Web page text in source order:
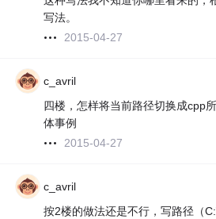
写法。
2015-04-27
c_avril
四楼，怎样将当前路径切换成cpp
体事例
2015-04-27
c_avril
按2楼的做法还是不行，写路径（